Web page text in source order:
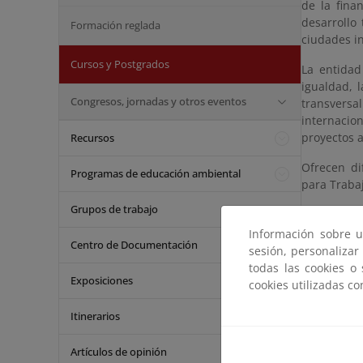
Formación reglada
Cursos y Postgrados
Congresos, jornadas y otros eventos
Recursos
Programas de educación ambiental
Grupos de trabajo
Centro de Documentación
Exposiciones
Itinerarios
Artículos de opinión
de la
desarrollo
ciudades
La
igualdad,
proyectos
Ofrecen
para
Información sobre
sesión,
todas las cookies
cookies utilizadas